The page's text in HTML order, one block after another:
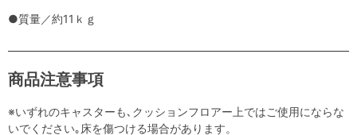
●質量／約11ｋｇ
商品注意事項
※いずれのキャスターも､クッションフロアー上ではご使用にならな
いでください｡床を傷つける場合があります。